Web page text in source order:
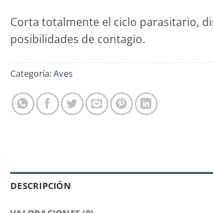
Corta totalmente el ciclo parasitario,
posibilidades de contagio.
Categoría:Aves
DESCRIPCIÓN